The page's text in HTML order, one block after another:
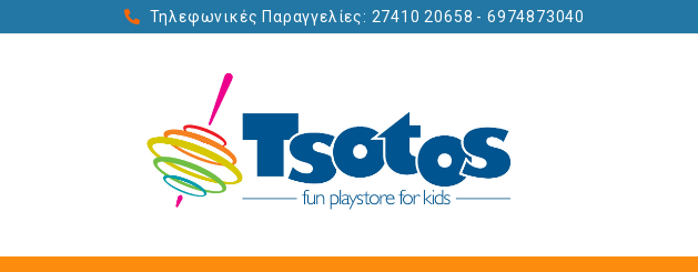
Τηλεφωνικές Παραγγελίες: 27410 20658 - 6974873040